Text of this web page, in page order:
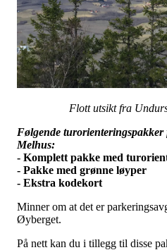
Flott utsikt fra
Følgende
Melhus:
- Komplett pakke med
- Pakke med grønne løyper
- Ekstra kodekort
Minner om at det er
Øyberget.
På nett kan du i tillegg til disse